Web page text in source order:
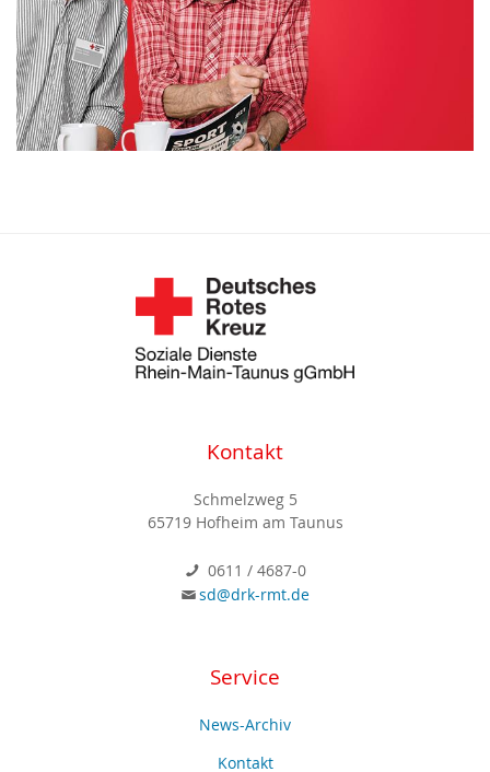
Kontakt
Schmelzweg 5
65719 Hofheim am Taunus
0611 / 4687-0
sd@drk-rmt.de
Service
News-Archiv
Kontakt